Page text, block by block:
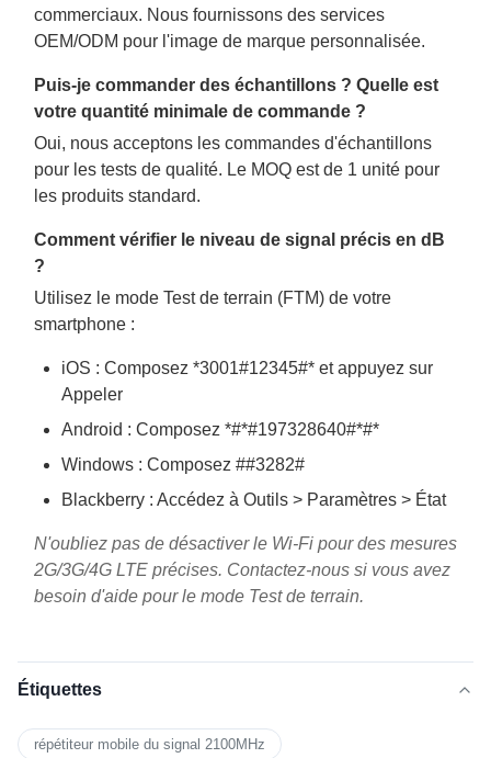
commerciaux. Nous fournissons des services
OEM/ODM pour l'image de marque personnalisée.
Puis-je commander des échantillons ? Quelle est
votre quantité minimale de commande ?
Oui, nous acceptons les commandes d'échantillons
pour les tests de qualité. Le MOQ est de 1 unité pour
les produits standard.
Comment vérifier le niveau de signal précis en dB
?
Utilisez le mode Test de terrain (FTM) de votre
smartphone :
iOS : Composez *3001#12345#* et appuyez sur
Appeler
Android : Composez *#*#197328640#*#*
Windows : Composez ##3282#
Blackberry : Accédez à Outils > Paramètres > État
N'oubliez pas de désactiver le Wi-Fi pour des mesures
2G/3G/4G LTE précises. Contactez-nous si vous avez
besoin d'aide pour le mode Test de terrain.
Étiquettes
répétiteur mobile du signal 2100MHz